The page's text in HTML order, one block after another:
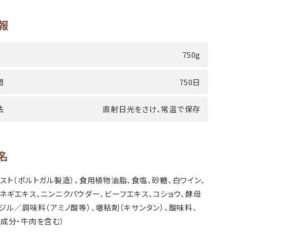
750g
750日
直射日光をさけ、常温で保存
ト（ポルトガル製造）、食用植物油脂、食塩、砂糖、白ワイン、
ギエキス、ニンニクパウダー、ビーフエキス、コショウ、酵母
ル／調味料（アミノ酸等）、増粘剤（キサンタン）、酸味料、
分・牛肉を含む）